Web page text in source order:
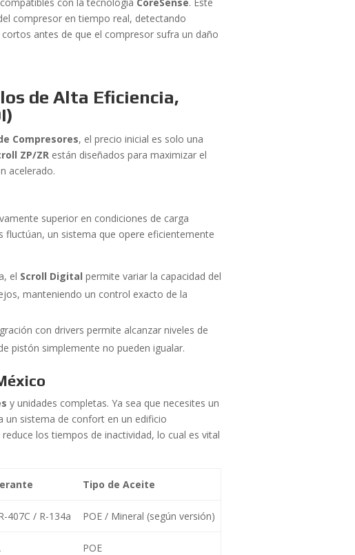
compresor en tiempo real, detectando
antes de que el compresor sufra un daño
de Alta Eficiencia,
Compresores, el precio inicial es solo una
ZP/ZR están diseñados para maximizar el
acelerado.
superior en condiciones de carga
fluctúan, un sistema que opere eficientemente
el Scroll Digital permite variar la capacidad del
manteniendo un control exacto de la
con drivers permite alcanzar niveles de
pistón simplemente no pueden igualar.
y unidades completas. Ya sea que necesites un
un sistema de confort en un edificio
los tiempos de inactividad, lo cual es vital
Tipo de Aceite
407C / R-134a POE / Mineral (según versión)
POE